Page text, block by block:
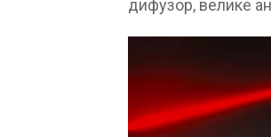
дифузор, велике